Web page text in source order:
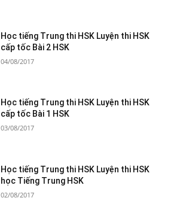
Học tiếng Trung thi HSK Luyện thi HSK
cấp tốc Bài 2 HSK
04/08/2017
Học tiếng Trung thi HSK Luyện thi HSK
cấp tốc Bài 1 HSK
03/08/2017
Học tiếng Trung thi HSK Luyện thi HSK
học Tiếng Trung HSK
02/08/2017